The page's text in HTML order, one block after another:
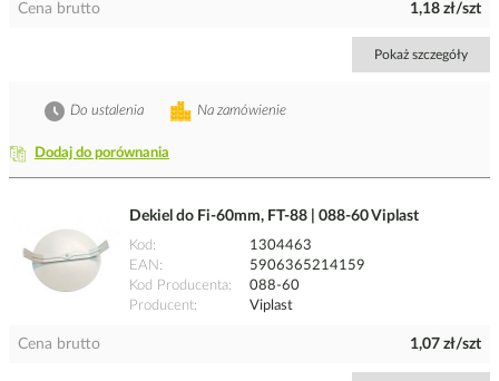
Cena brutto 1,18 zł/szt
Pokaż szczegóły
Dodaj do porównania
Na zamówienie
Do ustalenia
Dekiel do Fi-60mm, FT-88 | 088-60 Viplast
Kod
1304463
EAN
5906365214159
Kod Producenta
088-60
Producent
Viplast
Cena brutto 1,07 zł/szt